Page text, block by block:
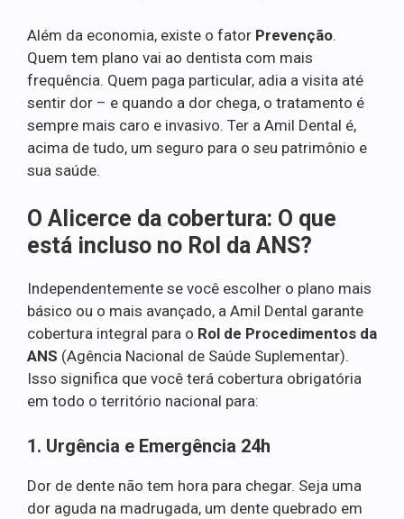
Além da economia, existe o fator Prevenção.
Quem tem plano vai ao dentista com mais
frequência. Quem paga particular, adia a visita até
sentir dor – e quando a dor chega, o tratamento é
sempre mais caro e invasivo. Ter a Amil Dental é,
acima de tudo, um seguro para o seu patrimônio e
sua saúde.
O Alicerce da cobertura: O que
está incluso no Rol da ANS?
Independentemente se você escolher o plano mais
básico ou o mais avançado, a Amil Dental garante
cobertura integral para o Rol de Procedimentos da
ANS (Agência Nacional de Saúde Suplementar).
Isso significa que você terá cobertura obrigatória
em todo o território nacional para:
1. Urgência e Emergência 24h
Dor de dente não tem hora para chegar. Seja uma
dor aguda na madrugada, um dente quebrado em